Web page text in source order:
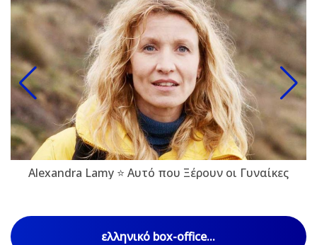
Alexandra Lamy ⭐ Αυτό που Ξέρουν οι Γυναίκες
ελληνικό box-office...